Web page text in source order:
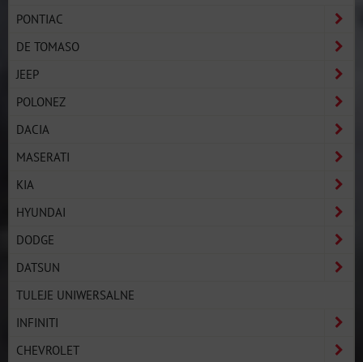
PONTIAC
DE TOMASO
JEEP
POLONEZ
DACIA
MASERATI
KIA
HYUNDAI
DODGE
DATSUN
TULEJE UNIWERSALNE
INFINITI
CHEVROLET